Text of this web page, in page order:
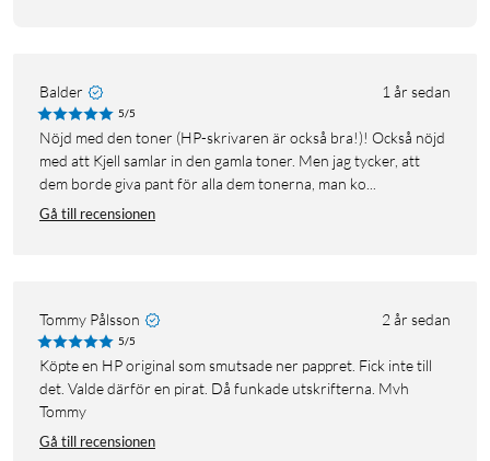
Balder 1 år sedan
5/5
Nöjd med den toner (HP-skrivaren är också bra!)! Också nöjd
med att Kjell samlar in den gamla toner. Men jag tycker, att
dem borde giva pant för alla dem tonerna, man ko...
Gå till recensionen
Tommy Pålsson 2 år sedan
5/5
Köpte en HP original som smutsade ner pappret. Fick inte till
det. Valde därför en pirat. Då funkade utskrifterna. Mvh
Tommy
Gå till recensionen